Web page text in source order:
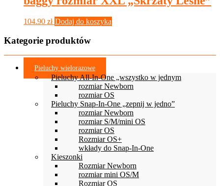
na
stronie
104.90 zł Dodaj do koszyka
Kategorie produktów
Pieluchy wielorazowe
Pieluchy All-In-One „wszystko w jednym
rozmiar Newborn
rozmiar OS
Pieluchy Snap-In-One „zepnij w jedno”
rozmiar Newborn
rozmiar S/M/mini OS
rozmiar OS
Rozmiar OS+
wkłady do Snap-In-One
Kieszonki
Rozmiar Newborn
rozmiar mini OS/M
Rozmiar OS